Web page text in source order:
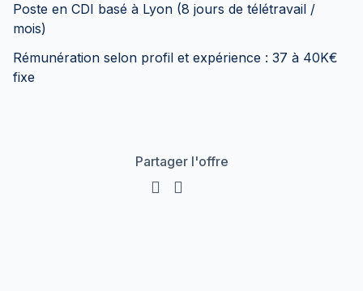
Poste en CDI basé à Lyon (8 jours de télétravail /
mois)
Rémunération selon profil et expérience : 37 à 40K€
fixe
Partager l'offre